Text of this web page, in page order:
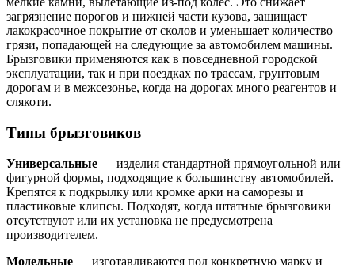
загрязнение порогов и нижней части кузова, защищает
лакокрасочное покрытие от сколов и уменьшает количество
грязи, попадающей на следующие за автомобилем машины.
Брызговики применяются как в повседневной городской
эксплуатации, так и при поездках по трассам, грунтовым
дорогам и в межсезонье, когда на дорогах много реагентов и
слякоти.
Типы брызговиков
Универсальные — изделия стандартной прямоугольной или
фигурной формы, подходящие к большинству автомобилей.
Крепятся к подкрылку или кромке арки на саморезы и
пластиковые клипсы. Подходят, когда штатные брызговики
отсутствуют или их установка не предусмотрена
производителем.
Модельные — изготавливаются под конкретную марку и